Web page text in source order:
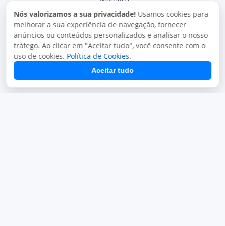
Nós valorizamos a sua privacidade! Usamos cookies para
melhorar a sua experiência de navegação, fornecer
anúncios ou conteúdos personalizados e analisar o nosso
tráfego. Ao clicar em "Aceitar tudo", você consente com o
uso de cookies. Política de Cookies.
Aceitar tudo